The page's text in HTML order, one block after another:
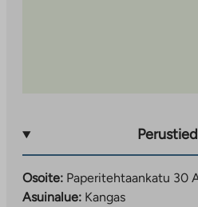
yhteiskäyttöratkaisuina.
Tutustu alueeseen lisää:
www.jyvaskyla.fi/kangas
Osoite: Paperitehtaankatu 30
Asuinalue: Kangas